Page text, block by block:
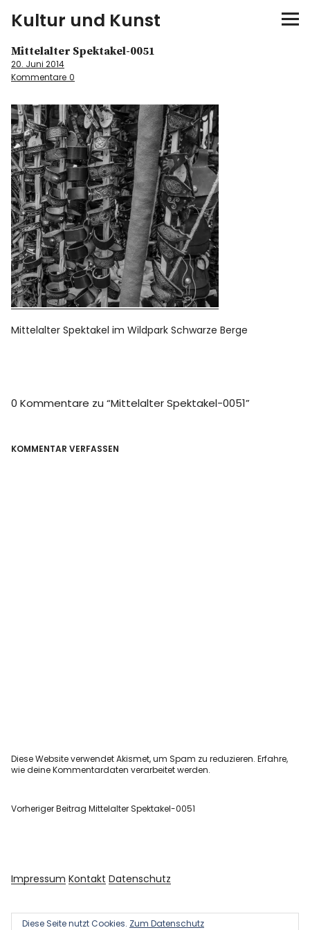
Kultur und Kunst
kultur & kunst
Spiele
Konzerte
Museen bei…
Bloggerreisen
Über mich
Mittelalter Spektakel-0051
20. Juni 2014
Kommentare 0
Mittelalter Spektakel im Wildpark Schwarze Berge
0 Kommentare zu “Mittelalter Spektakel-0051”
KOMMENTAR VERFASSEN
Diese Website verwendet Akismet, um Spam zu reduzieren.Erfahre,
wie deine Kommentardaten verarbeitet werden.
Vorheriger Beitrag Mittelalter Spektakel-0051
Impressum Kontakt Datenschutz
Diese Seite nutzt Cookies. Zum Datenschutz